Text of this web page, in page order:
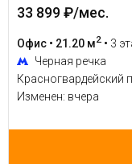
33 899 ₽/мес.
Офис • 21.20 м2 • 3
Черная речка
Красногвардейский
Изменен: вчера